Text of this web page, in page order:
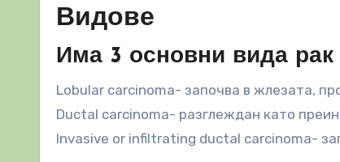
Видове
Има 3 основни вида рак
Lobular carcinoma- започва в жлезата,
Ductal carcinoma- разглеждан като
Invasive or infiltrating ductal carcinoma-